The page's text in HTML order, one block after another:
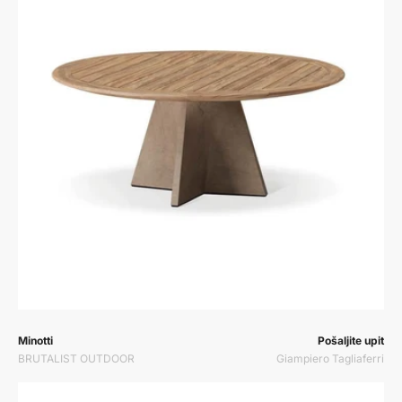
Prodavač:
Minotti
BRUTALIST OUTDOOR
Prodavač:Pošaljite upit
Giampiero Tagliaferri